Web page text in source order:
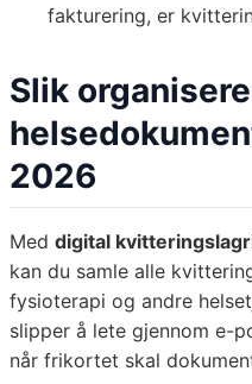
fakturering, er
Slik
2026
Med digital
kan du samle alle
fysioterapi og andre
slipper å lete gjennom e-
når frikortet skal